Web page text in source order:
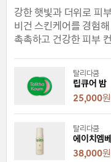
강한 햇빛과 더위로 피
비건 스킨케어를 경험
촉촉하고 건강한 피부
탈리다쿰
립큐어 밤
25,000원
탈리다쿰
에이치엠
38,000원